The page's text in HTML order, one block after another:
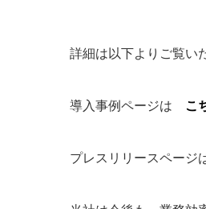
詳細は以下よりご覧い
導入事例ページは こ
プレスリリースページ